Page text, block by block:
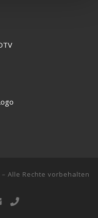
– Alle Rechte vorbehalten